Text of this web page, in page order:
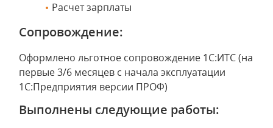
Расчет зарплаты
Сопровождение:
Оформлено льготное сопровождение 1С:ИТС (на
первые 3/6 месяцев с начала эксплуатации
1С:Предприятия версии ПРОФ)
Выполнены следующие работы: